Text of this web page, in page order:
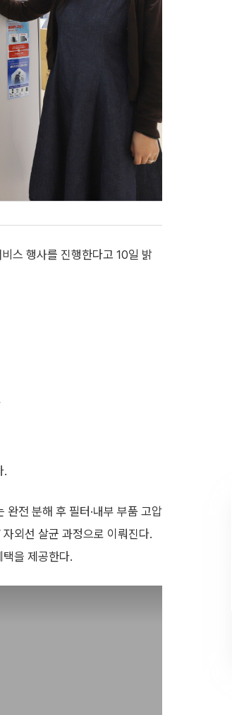
스 행사를 진행한다고 10일 밝
.
전 분해 후 필터·내부 부품 고압
외선 살균 과정으로 이뤄진다.
을 제공한다.